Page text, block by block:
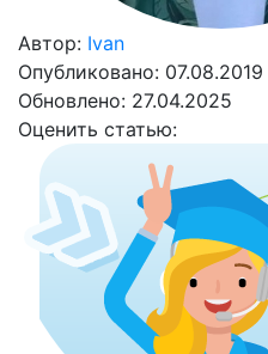
Автор: Ivan
Опубликовано: 07.08.2019
Обновлено: 27.04.2025
Оценить статью: